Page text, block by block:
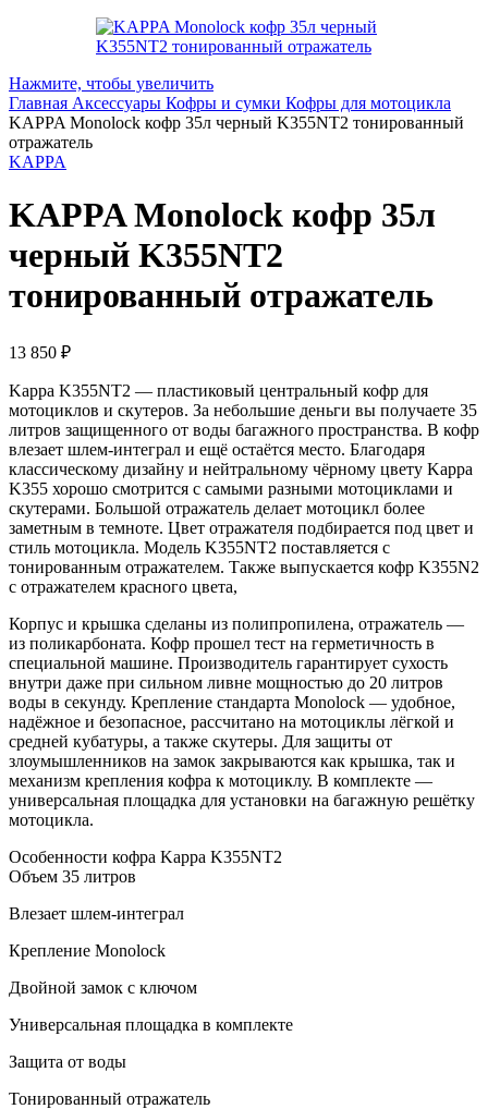
Нажмите, чтобы увеличить
Главная Аксессуары Кофры и сумки Кофры для мотоцикла
KAPPA Monolock кофр 35л черный K355NT2 тонированный
отражатель
KAPPA
KAPPA Monolock кофр 35л
черный K355NT2
тонированный отражатель
13 850 ₽
Kappa K355NT2 — пластиковый центральный кофр для
мотоциклов и скутеров. За небольшие деньги вы получаете 35
литров защищенного от воды багажного пространства. В кофр
влезает шлем-интеграл и ещё остаётся место. Благодаря
классическому дизайну и нейтральному чёрному цвету Kappa
K355 хорошо смотрится с самыми разными мотоциклами и
скутерами. Большой отражатель делает мотоцикл более
заметным в темноте. Цвет отражателя подбирается под цвет и
стиль мотоцикла. Модель K355NT2 поставляется с
тонированным отражателем. Также выпускается кофр K355N2
с отражателем красного цвета,
Корпус и крышка сделаны из полипропилена, отражатель —
из поликарбоната. Кофр прошел тест на герметичность в
специальной машине. Производитель гарантирует сухость
внутри даже при сильном ливне мощностью до 20 литров
воды в секунду. Крепление стандарта Monolock — удобное,
надёжное и безопасное, рассчитано на мотоциклы лёгкой и
средней кубатуры, а также скутеры. Для защиты от
злоумышленников на замок закрываются как крышка, так и
механизм крепления кофра к мотоциклу. В комплекте —
универсальная площадка для установки на багажную решётку
мотоцикла.
Особенности кофра Kappa K355NT2
Объем 35 литров
Влезает шлем-интеграл
Крепление Monolock
Двойной замок с ключом
Универсальная площадка в комплекте
Защита от воды
Тонированный отражатель